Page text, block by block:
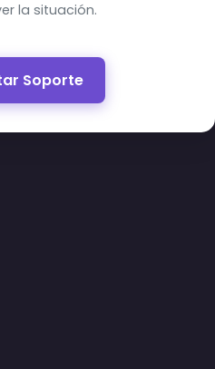
la situación.
Soporte